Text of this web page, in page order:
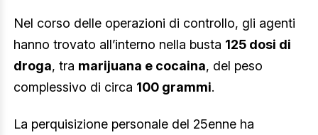
Nel corso delle operazioni di controllo, gli agenti
hanno trovato all’interno nella busta 125 dosi di
droga, tra marijuana e cocaina, del peso
complessivo di circa 100 grammi.
La perquisizione personale del 25enne ha